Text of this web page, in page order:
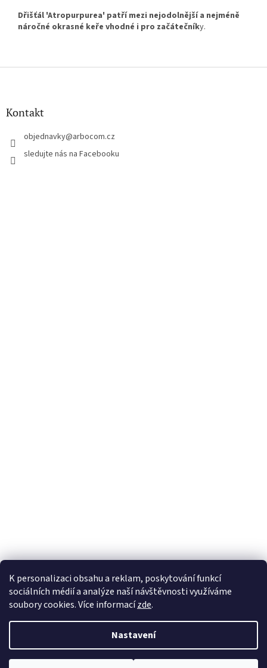
K personalizaci obsahu a reklam, poskytování funkcí
sociálních médií a analýze naší návštěvnosti využíváme
soubory cookies. Více informacízde.
Nastavení
Dřišťál 'Atropurpurea' patří mezi nejodolnější a nejméně
náročné okrasné keře vhodné i pro začátečníky.
Z
Kontakt
objednavky@arbocom.cz
sledujte nás na Facebooku
Copyright 2026EKOZAHRADNICTVÍ. Všechna práva vyhrazena.